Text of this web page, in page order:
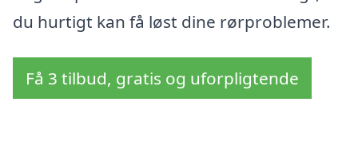
du hurtigt kan få løst dine rørproblemer.
Få 3 tilbud, gratis og uforpligtende